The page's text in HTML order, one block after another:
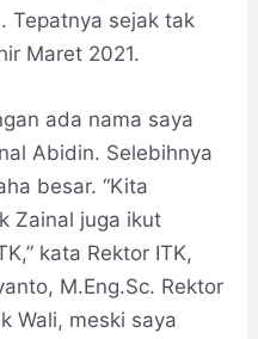
Tepatnya sejak tak
Maret 2021.
ada nama saya
Abidin. Selebihnya
besar. “Kita
Zainal juga ikut
kata Rektor ITK,
M.Eng.Sc. Rektor
Wali, meski saya